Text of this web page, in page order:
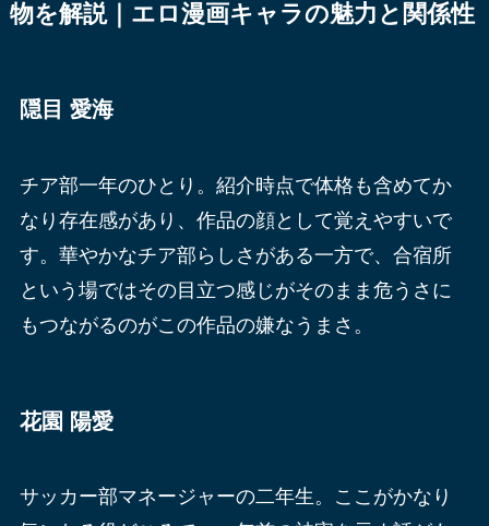
物を解説｜エロ漫画キャラの魅力と関係性
隠目 愛海
チア部一年のひとり。紹介時点で体格も含めてか
なり存在感があり、作品の顔として覚えやすいで
す。華やかなチア部らしさがある一方で、合宿所
という場ではその目立つ感じがそのまま危うさに
もつながるのがこの作品の嫌なうまさ。
花園 陽愛
サッカー部マネージャーの二年生。ここがかなり